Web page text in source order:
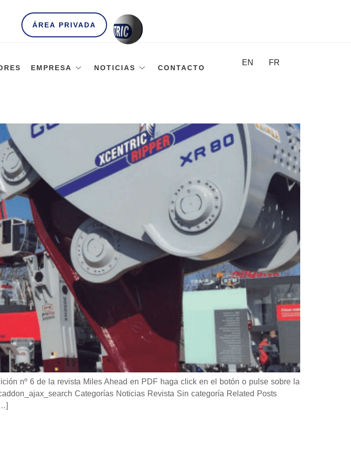
ÁREA PRIVADA
EMPRESA NOTICIAS CONTACTO
EN FR
nº 6 de la revista Miles Ahead en PDF haga click en el botón o pulse sobre la
Categorías Noticias Revista Sin categoría Related Posts